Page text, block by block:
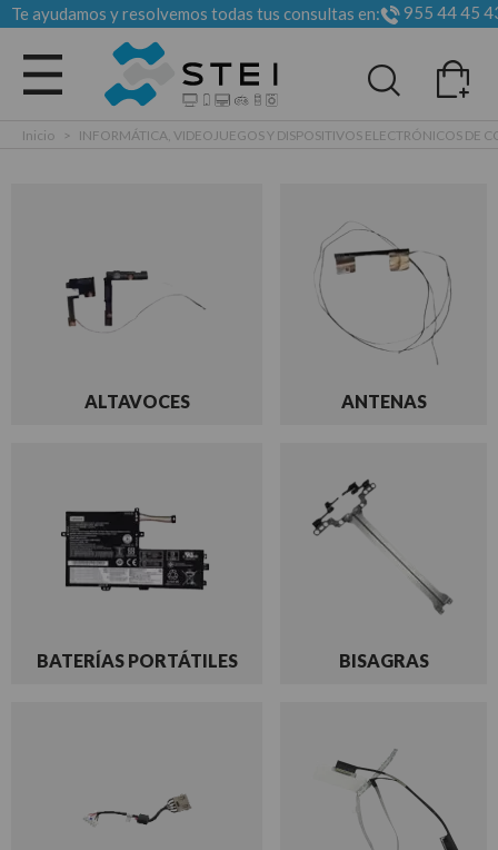
Te ayudamos y resolvemos todas tus consultas en: 955 44 45
Todas las categorias
Inicio > INFORMÁTICA, VIDEOJUEGOS Y DISPOSITIVOS ELECTRÓNICOS DE
ALTAVOCES ANTENAS
BATERÍAS PORTÁTILES BISAGRAS